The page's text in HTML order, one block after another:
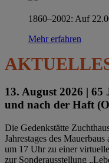
1860–2002: Auf
Mehr erfahren
13. August 2026 | 65
und nach der Haft
Die Gedenkstätte
Jahrestages des
um 17 Uhr zu einer
zur Sonderausstellung